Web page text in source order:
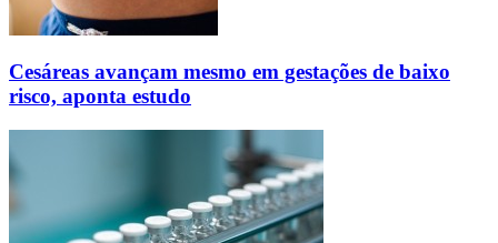
Cesáreas avançam mesmo em gestações de baixo
risco, aponta estudo